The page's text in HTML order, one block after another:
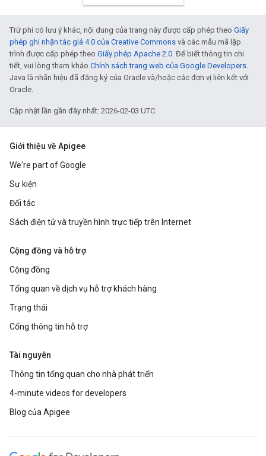
Trừ phi có lưu ý khác, nội dung của trang này được cấp phép theo Giấy
phép ghi nhận tác giả 4.0 của Creative Commons và các mẫu mã lập
trình được cấp phép theo Giấy phép Apache 2.0. Để biết thông tin chi
tiết, vui lòng tham khảo Chính sách trang web của Google Developers.
Java là nhãn hiệu đã đăng ký của Oracle và/hoặc các đơn vị liên kết với
Oracle.
Cập nhật lần gần đây nhất: 2026-02-03 UTC.
Giới thiệu về Apigee
We're part of Google
Sự kiện
Đối tác
Sách điện tử và truyền hình trực tiếp trên Internet
Cộng đồng và hỗ trợ
Cộng đồng
Tổng quan về dịch vụ hỗ trợ khách hàng
Trạng thái
Cổng thông tin hỗ trợ
Tài nguyên
Thông tin tổng quan cho nhà phát triển
4-minute videos for developers
Blog của Apigee